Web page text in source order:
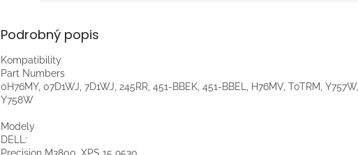
Podrobný popis
Kompatibility
Part Numbers
0H76MY, 07D1WJ, 7D1WJ, 245RR, 451-BBEK, 451-BBEL, H76MV, T0TRM, Y757W,
Y758W
Modely
DELL: